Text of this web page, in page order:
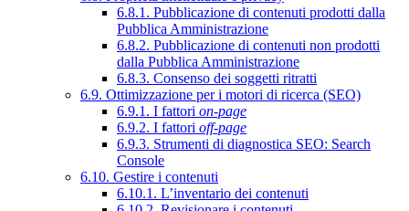
6.8.1. Pubblicazione di contenuti prodotti dalla
Pubblica Amministrazione
6.8.2. Pubblicazione di contenuti non prodotti
dalla Pubblica Amministrazione
6.8.3. Consenso dei soggetti ritratti
6.9. Ottimizzazione per i motori di ricerca (SEO)
6.9.1. I fattori on-page
6.9.2. I fattori off-page
6.9.3. Strumenti di diagnostica SEO: Search
Console
6.10. Gestire i contenuti
6.10.1. L’inventario dei contenuti